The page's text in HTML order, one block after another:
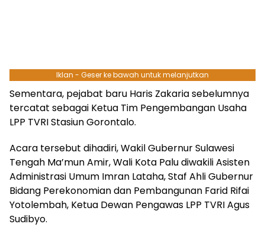
Iklan - Geser ke bawah untuk melanjutkan
Sementara, pejabat baru Haris Zakaria sebelumnya
tercatat sebagai Ketua Tim Pengembangan Usaha
LPP TVRI Stasiun Gorontalo.
Acara tersebut dihadiri, Wakil Gubernur Sulawesi
Tengah Ma’mun Amir, Wali Kota Palu diwakili Asisten
Administrasi Umum Imran Lataha, Staf Ahli Gubernur
Bidang Perekonomian dan Pembangunan Farid Rifai
Yotolembah, Ketua Dewan Pengawas LPP TVRI Agus
Sudibyo.